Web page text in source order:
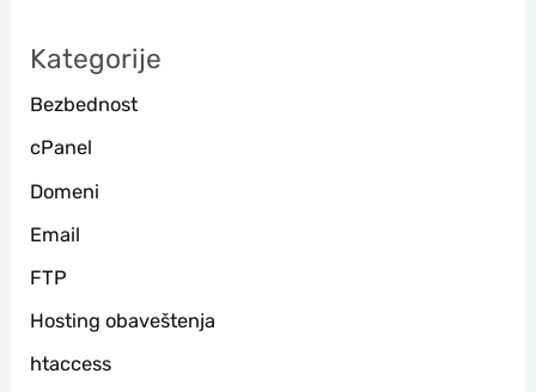
г
а
Kategorije
Bezbednost
cPanel
Domeni
Email
FTP
Hosting obaveštenja
htaccess